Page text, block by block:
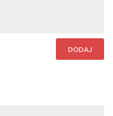
DODAJ